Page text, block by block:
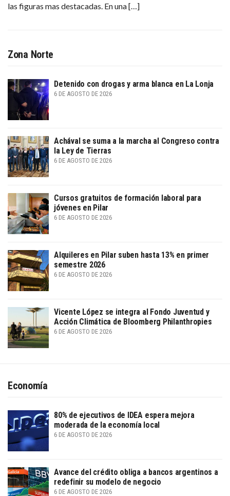
las figuras mas destacadas. En una […]
Zona Norte
Detenido con drogas y arma blanca en La Lonja
6 DE AGOSTO DE 2026
Achával se suma a la marcha al Congreso contra
la Ley de Tierras
6 DE AGOSTO DE 2026
Cursos gratuitos de formación laboral para
jóvenes en Pilar
6 DE AGOSTO DE 2026
Alquileres en Pilar suben hasta 13% en primer
semestre 2026
6 DE AGOSTO DE 2026
Vicente López se integra al Fondo Juventud y
Acción Climática de Bloomberg Philanthropies
6 DE AGOSTO DE 2026
Economía
80% de ejecutivos de IDEA espera mejora
moderada de la economía local
6 DE AGOSTO DE 2026
Avance del crédito obliga a bancos argentinos a
redefinir su modelo de negocio
6 DE AGOSTO DE 2026